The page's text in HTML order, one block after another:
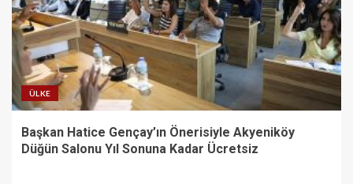
ÜLKE
Başkan Hatice Gençay’ın Önerisiyle Akyeniköy
Düğün Salonu Yıl Sonuna Kadar Ücretsiz